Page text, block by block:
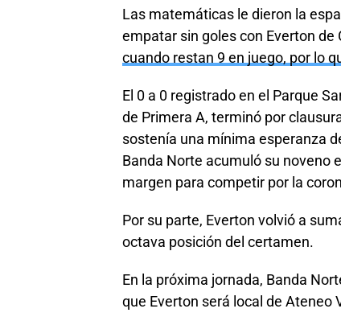
Las matemáticas le dieron la
empatar sin goles con Everton de
cuando restan 9 en juego, por lo
El 0 a 0 registrado en el Parque
de Primera A, terminó por
sostenía una mínima esperanza
Banda Norte acumuló su noveno
margen para competir por la
Por su parte, Everton volvió a
octava posición del certamen.
En la próxima jornada, Banda
que Everton será local de Ateneo